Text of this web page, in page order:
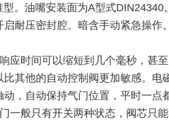
油嘴安装面为A型式DIN24340
耐压密封腔。暗含手动紧急操作。
应时间可以缩短到几个毫秒，甚
其他的自动控制阀更加敏感。电
，自动保持气门位置，平时一点
一般只有开关两种状态，阀芯只